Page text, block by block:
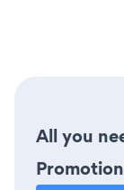
All you